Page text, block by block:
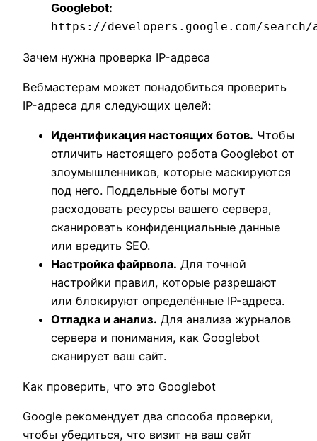
Googlebot:
https://developers.google.com/
Зачем нужна проверка IP-адреса
Вебмастерам может понадобиться проверить
IP-адреса для следующих целей:
Идентификация настоящих ботов. Чтобы
отличить настоящего робота Googlebot от
злоумышленников, которые маскируются
под него. Поддельные боты могут
расходовать ресурсы вашего сервера,
сканировать конфиденциальные данные
или вредить SEO.
Настройка файрвола. Для точной
настройки правил, которые разрешают
или блокируют определённые IP-адреса.
Отладка и анализ. Для анализа журналов
сервера и понимания, как Googlebot
сканирует ваш сайт.
Как проверить, что это Googlebot
Google рекомендует два способа проверки,
чтобы убедиться, что визит на ваш сайт